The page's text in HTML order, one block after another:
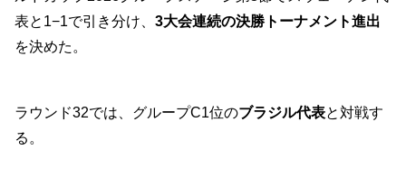
表と1−1で引き分け、 3大会連続の決勝トーナメント進出
を決めた。
ラウンド32では、グループC1位のブラジル代表と対戦す
る。